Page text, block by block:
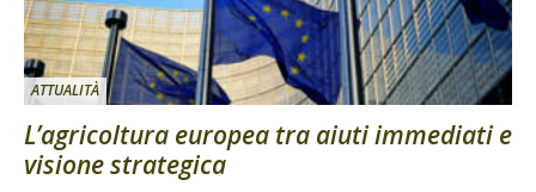
ATTUALITÀ
L’agricoltura europea tra aiuti immediati e
visione strategica